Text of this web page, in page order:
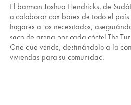
El barman Joshua Hendricks, de
a colaborar con bares de todo el
hogares a los necesitados,
saco de arena por cada cóctel The
One que vende, destinándolo a la
viviendas para su comunidad.